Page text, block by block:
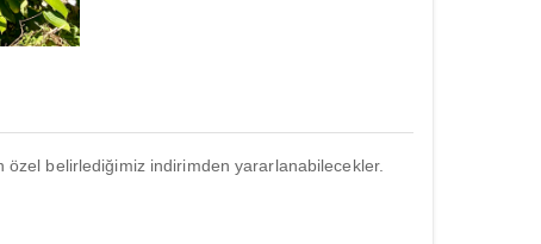
özel belirlediğimiz indirimden yararlanabilecekler.